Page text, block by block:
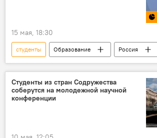
15 мая, 18:30
студенты Образование
Россия
Узбекистан
Инфографика
учеба
статистика
Мультимедиа
Обучение
Студенты из стран Содружества
соберутся на молодежной научной
конференции